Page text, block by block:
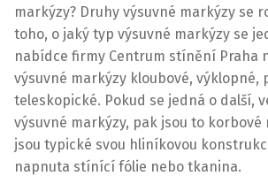
markýzy? Druhy výsuvné markýzy se
toho, o jaký typ výsuvné markýzy se
nabídce firmy Centrum stínění Praha
výsuvné markýzy kloubové, výklopné,
teleskopické. Pokud se jedná o další,
výsuvné markýzy, pak jsou to korbové
jsou typické svou hliníkovou
napnuta stínící fólie nebo tkanina.